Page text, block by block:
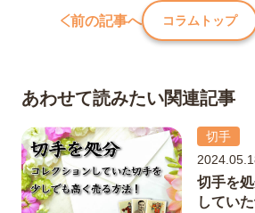
前の記事へ コラムトップ
あわせて読みたい関連記事
切手
切手を
してい